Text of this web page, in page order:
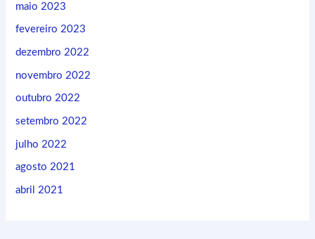
maio 2023
fevereiro 2023
dezembro 2022
novembro 2022
outubro 2022
setembro 2022
julho 2022
agosto 2021
abril 2021